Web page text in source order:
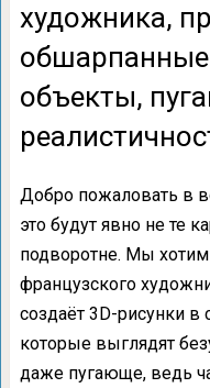
художника,
обшарпанные
объекты,
Добро пожаловать в
это будут явно не те
подворотне. Мы
французского
создаёт 3D-рисунки
которые выглядят
даже пугающе, ведь